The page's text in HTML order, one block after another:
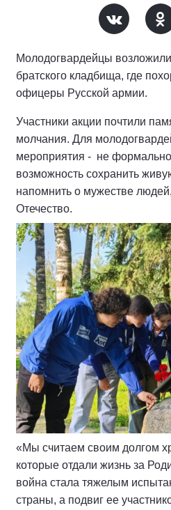
Молодогвардейцы
братского кладбища, где
офицеры Русской армии.
Участники акции почтили
молчания. Для
мероприятия - не
возможность сохранить
напомнить о мужестве
Отечество.
«Мы считаем своим долгом
которые отдали жизнь за
война стала тяжелым
страны, а подвиг ее